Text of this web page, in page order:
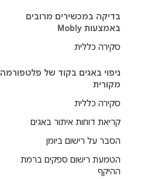
בדיקה במכשירים מרובים
באמצעות Mobly
סקירה כללית
ניפוי באגים בקוד של פלטפורמה
מקורית
סקירה כללית
קריאת דוחות איתור באגים
הסבר על רישום ביומן
הטמעת רישום ספקים ברמת
ההיקף